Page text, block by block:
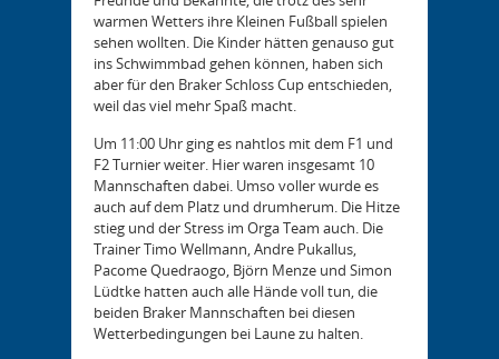
warmen Wetters ihre Kleinen Fußball spielen
sehen wollten. Die Kinder hätten genauso gut
ins Schwimmbad gehen können, haben sich
aber für den Braker Schloss Cup entschieden,
weil das viel mehr Spaß macht.
Um 11:00 Uhr ging es nahtlos mit dem F1 und
F2 Turnier weiter. Hier waren insgesamt 10
Mannschaften dabei. Umso voller wurde es
auch auf dem Platz und drumherum. Die Hitze
stieg und der Stress im Orga Team auch. Die
Trainer Timo Wellmann, Andre Pukallus,
Pacome Quedraogo, Björn Menze und Simon
Lüdtke hatten auch alle Hände voll tun, die
beiden Braker Mannschaften bei diesen
Wetterbedingungen bei Laune zu halten.